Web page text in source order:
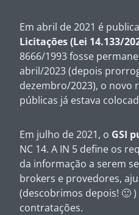
Em abril de 2021 é
Licitações (Lei 14.133/
8666/1993 fosse
abril/2023 (depois
dezembro/2023), o novo
públicas já estava
Em julho de 2021, o GSI
NC 14. A IN 5 define os
da informação a serem
brokers e provedores,
(descobrimos depois! 🙂
contratações.